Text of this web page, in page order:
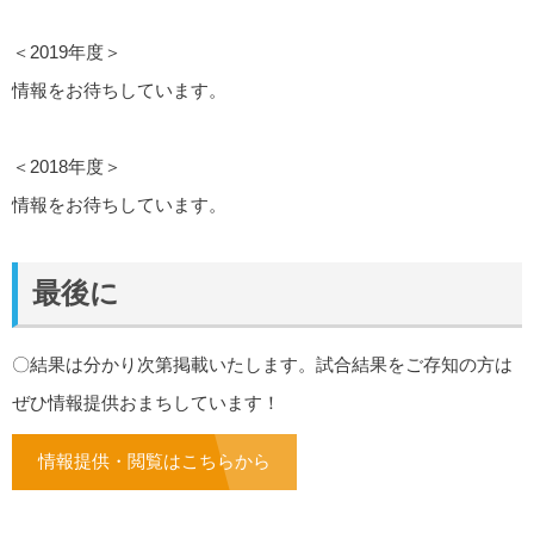
＜2019年度＞
情報をお待ちしています。
＜2018年度＞
情報をお待ちしています。
最後に
〇結果は分かり次第掲載いたします。試合結果をご存知の方は
ぜひ情報提供おまちしています！
情報提供・閲覧はこちらから